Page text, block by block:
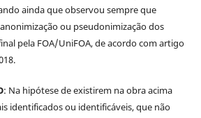
ainda que observou sempre que
ou pseudonimização dos
pela FOA/UniFOA, de acordo com artigo
: Na hipótese de existirem na obra acima
identificados ou identificáveis, que não